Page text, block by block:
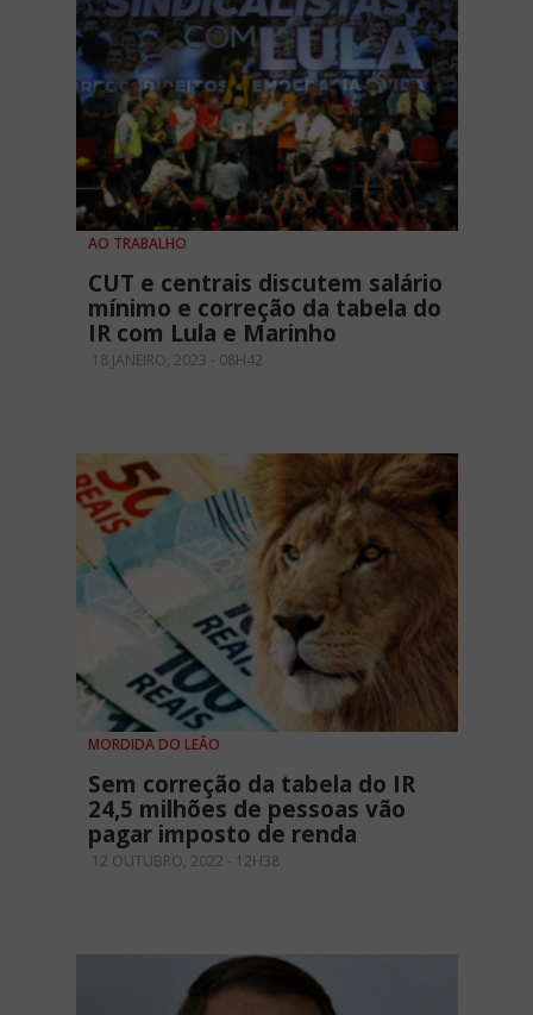
AO TRABALHO
CUT e centrais discutem salário
mínimo e correção da tabela do
IR com Lula e Marinho
18 JANEIRO, 2023 - 08H42
MORDIDA DO LEÃO
Sem correção da tabela do IR
24,5 milhões de pessoas vão
pagar imposto de renda
12 OUTUBRO, 2022 - 12H38